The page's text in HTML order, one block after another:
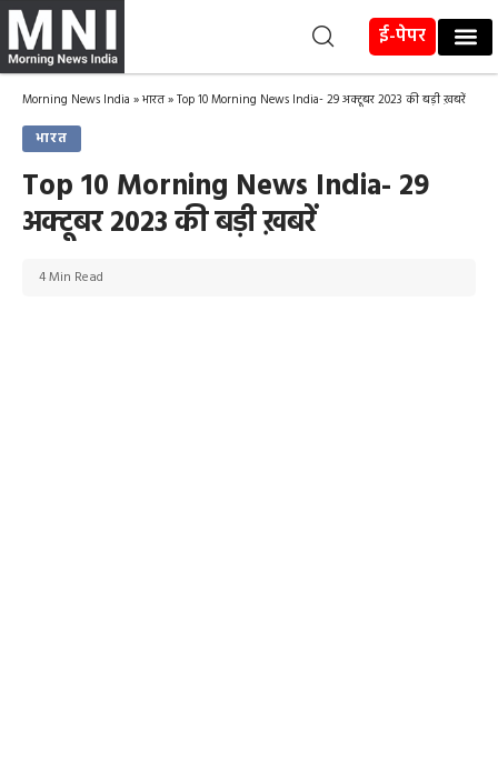
ई-पेपर
Morning News India »भारत»Top 10 Morning News India- 29 अक्टूबर 2023 की बड़ी ख़बरें
भारत
Top 10 Morning News India- 29
अक्टूबर 2023 की बड़ी ख़बरें
4 Min Read